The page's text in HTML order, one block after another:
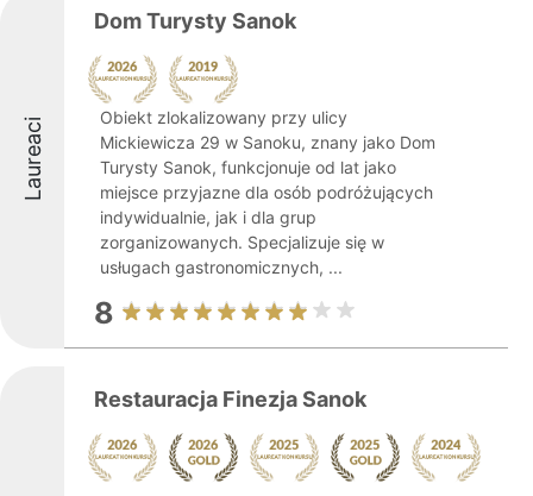
Laureaci
Dom Turysty Sanok
Obiekt zlokalizowany przy ulicy
Mickiewicza 29 w Sanoku, znany jako Dom
Turysty Sanok, funkcjonuje od lat jako
miejsce przyjazne dla osób podróżujących
indywidualnie, jak i dla grup
zorganizowanych. Specjalizuje się w
usługach gastronomicznych, ...
8
Restauracja Finezja Sanok